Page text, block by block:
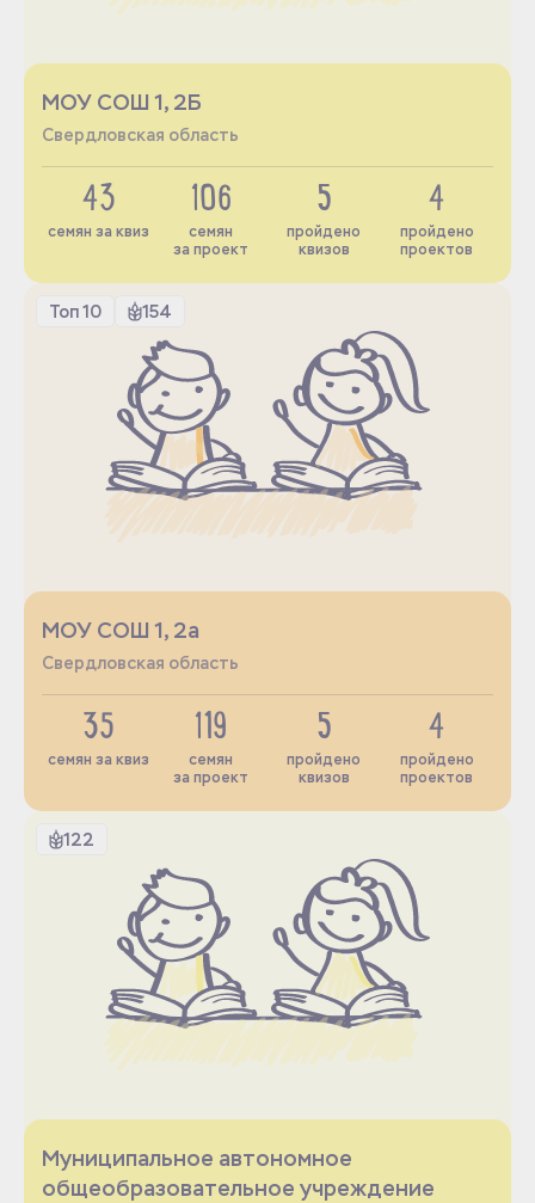
МОУ СОШ 1, 2Б
Свердловская область
43
семян за квиз
106
семян
за проект
5
пройдено
квизов
4
пройдено
проектов
Топ 10 154
МОУ СОШ 1, 2а
Свердловская область
35
семян за квиз
119
семян
за проект
5
пройдено
квизов
4
пройдено
проектов
122
Муниципальное автономное
общеобразовательное учреждение